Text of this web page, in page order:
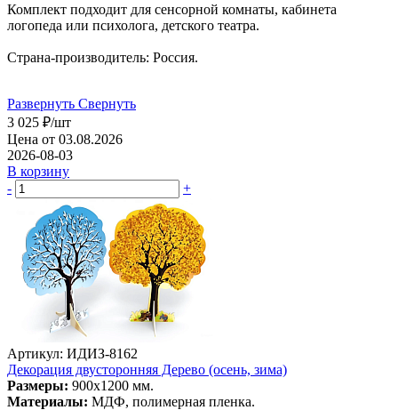
Комплект подходит для сенсорной комнаты, кабинета
логопеда или психолога, детского театра.
Страна-производитель: Россия.
Развернуть Свернуть
3 025 ₽/шт
Цена от 03.08.2026
2026-08-03
В корзину
-
+
Артикул: ИДИЗ-8162
Декорация двусторонняя Дерево (осень, зима)
Размеры: 900х1200 мм.
Материалы: МДФ, полимерная пленка.